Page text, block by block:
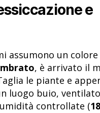
e
assumono un colore
, è arrivato il
le piante e
luogo buio,
controllate (